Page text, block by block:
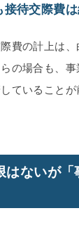
待交際費
費の計上は
の場合も、
ていることが
はないが